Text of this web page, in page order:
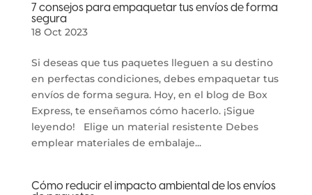
7 consejos para empaquetar tus envíos de forma
segura
18 Oct 2023
Si deseas que tus paquetes lleguen a su destino
en perfectas condiciones, debes empaquetar tus
envíos de forma segura. Hoy, en el blog de Box
Express, te enseñamos cómo hacerlo. ¡Sigue
leyendo! Elige un material resistente Debes
emplear materiales de embalaje...
Cómo reducir el impacto ambiental de los envíos